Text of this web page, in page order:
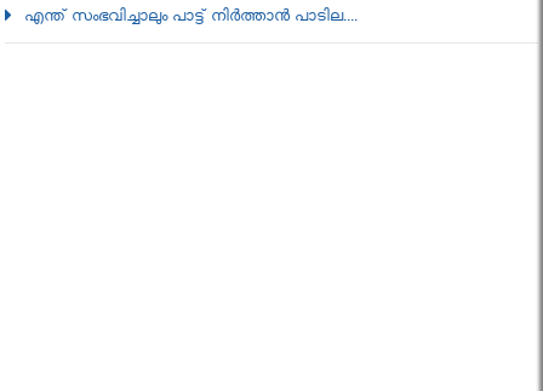
എന്ത് സംഭവിച്ചാലും പാട്ട് നിർത്താൻ പാടില....